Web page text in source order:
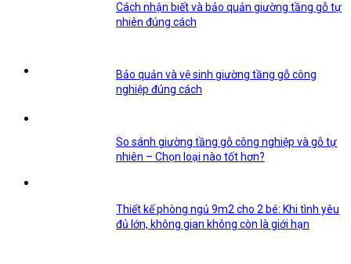
Cách nhận biết và bảo quản giường tầng gỗ tự
nhiên đúng cách
Bảo quản và vệ sinh giường tầng gỗ công
nghiệp đúng cách
So sánh giường tầng gỗ công nghiệp và gỗ tự
nhiên – Chọn loại nào tốt hơn?
Thiết kế phòng ngủ 9m2 cho 2 bé: Khi tình yêu
đủ lớn, không gian không còn là giới hạn